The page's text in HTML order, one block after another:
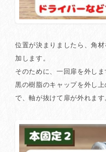
位置が決まりましたら、角
加します。
そのために、一回扉を外しま
黒の樹脂のキャップを外し
で、軸が抜けて扉が外れます